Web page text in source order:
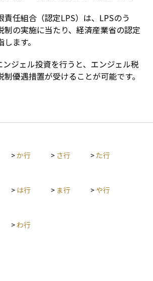
責任組合（認定LPS）は、LPSのう
制の実施に当たり、経済産業省の認定
ます。
ジェル投資を行うと、エンジェル税
優遇措置が受けることが可能です。
>か行 > さ行 > た行
> は行 > ま行 > や行
> わ行